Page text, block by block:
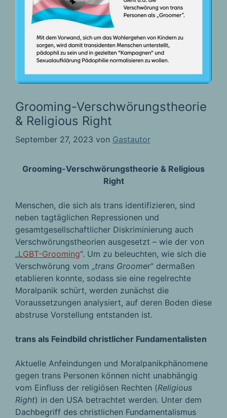
Grooming-Verschwörungstheorie
& Religious Right
September 27, 2023 von Gastautor
Grooming-Verschwörungstheorie & Religious
Right
Menschen, die sich als trans identifizieren, sind
neben tagtäglichen Repressionen und
gesamtgesellschaftlicher Diskriminierung auch
Verschwörungstheorien ausgesetzt – wie der von
„LGBT-Grooming“. Um zu beleuchten, wie sich die
Verschwörung vom „trans Groomer“ dermaßen
etablieren konnte, sodass sie eine regelrechte
Moralpanik schürt, werden zunächst die
Voraussetzungen analysiert, auf deren Boden diese
abstruse Vorstellung entstanden ist.
trans als Feindbild christlicher Fundamentalisten
Aktuelle Anfeindungen und Moralpanikphänomene
gegen trans Personen können nicht unabhängig
vom Einfluss der religiösen Rechten (Religious
Right) in den USA betrachtet werden. Unter dem
Dachbegriff des christlichen Fundamentalismus